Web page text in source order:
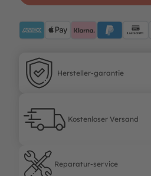
ApplePayKlarna
Hersteller-garantie
Hersteller-garantie
Kostenloser Versand
Kostenloser Versand
Reparatur-service
Reparatur-service